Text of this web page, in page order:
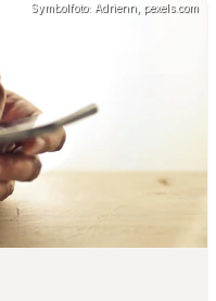
Symbolfoto: Adrienn, pexels.com